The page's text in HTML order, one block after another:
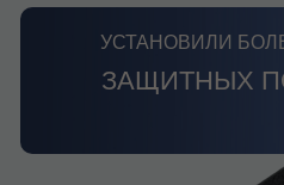
УСТАНОВИЛИ
ЗАЩИТНЫХ